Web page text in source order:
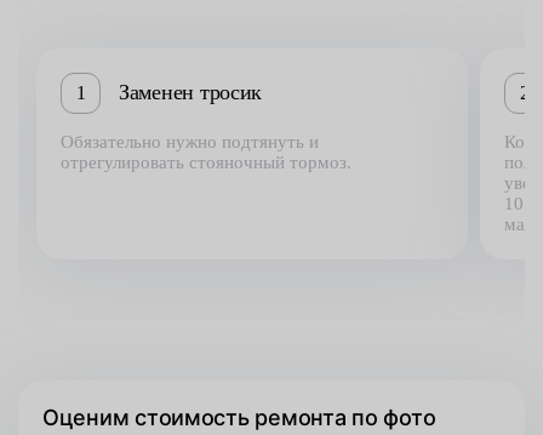
1 Заменен тросик
Обязательно нужно подтянуть и
отрегулировать стояночный тормоз.
2
10
Оценим стоимость ремонта по фото